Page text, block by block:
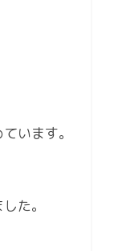
います。
た。